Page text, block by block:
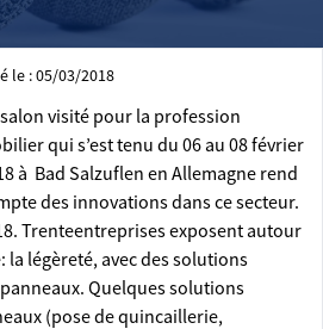
le : 05/03/2018
visité pour la profession
qui s’est tenu du 06 au 08 février
à Bad Salzuflen en Allemagne rend
des innovations dans ce secteur.
Trenteentreprises exposent autour
la légèreté, avec des solutions
Quelques solutions
(pose de quincaillerie,